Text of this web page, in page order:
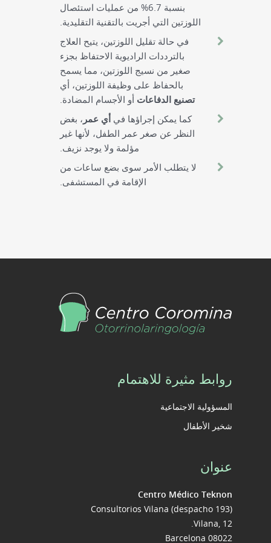
بنسبة 6.7% من عمليات استئصال
اللوزتين التي أجريت بالتقنية التقليدية.
في حالة تقليل اللوزتين، يتيح العلاج
بالترددات الراديوية الاحتفاظ بجزء
صغير من نسيج اللوزتين، مما يسمح
بالحفاظ على وظيفة اللوزتين، أي
تصنيع الدفاعات أو الأجسام المضادة.
كما يمكن إجراؤها فيأي عمر ، بغض
النظر عن صغر عمر الطفل، لأنها غير
مؤلمة ولا يوجد نزيف.
لا يتطلب الأمر سوى بضع ساعات من
الإقامة في المستشفى.
روابط مثيرة للاهتمام
المسؤولية الاجتماعية
شخير الأطفال
عنوان
Centro Médico Teknon
Consultorios Vilana (despacho 193)
Vilana, 12.
08022 Barcelona